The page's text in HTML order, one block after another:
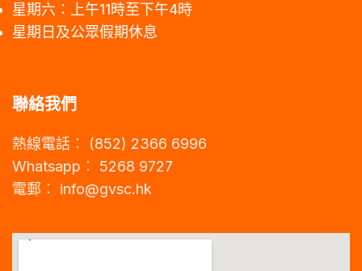
星期六：上午11時至下午4時
星期日及公眾假期休息
聯絡我們
熱線電話︰ (852) 2366 6996
Whatsapp︰ 5268 9727
電郵︰ info@gvsc.hk